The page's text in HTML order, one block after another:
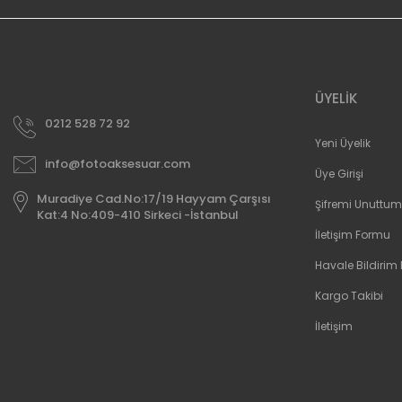
0212 528 72 92
info@fotoaksesuar.com
Muradiye Cad.No:17/19 Hayyam Çarşısı
Kat:4 No:409-410 Sirkeci -İstanbul
ÜYELİK
Yeni Üyelik
Üye Girişi
Şifremi Unuttum
İletişim Formu
Havale Bildirim
Kargo Takibi
İletişim